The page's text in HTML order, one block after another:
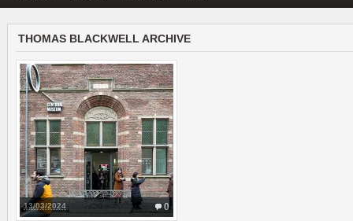
THOMAS BLACKWELL ARCHIVE
0
13/03/2024